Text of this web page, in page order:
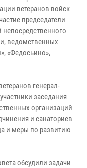
ветеранов войск
председатели
непосредственного
ведомственных
«Федосьино»,
генерал-
заседания
организаций
и санаториев
и меры по развитию
обсудили задачи